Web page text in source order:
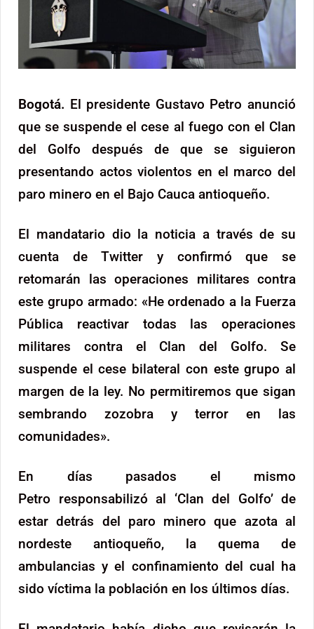
Bogotá. El presidente Gustavo Petro anunció
que se suspende el cese al fuego con el Clan
del Golfo después de que se siguieron
presentando actos violentos en el marco del
paro minero en el Bajo Cauca antioqueño.
El mandatario dio la noticia a través de su
cuenta de Twitter y confirmó que se
retomarán las operaciones militares contra
este grupo armado: «He ordenado a la Fuerza
Pública reactivar todas las operaciones
militares contra el Clan del Golfo. Se
suspende el cese bilateral con este grupo al
margen de la ley. No permitiremos que sigan
sembrando zozobra y terror en las
comunidades».
En días pasados el mismo
Petro responsabilizó al ‘Clan del Golfo’ de
estar detrás del paro minero que azota al
nordeste antioqueño, la quema de
ambulancias y el confinamiento del cual ha
sido víctima la población en los últimos días.